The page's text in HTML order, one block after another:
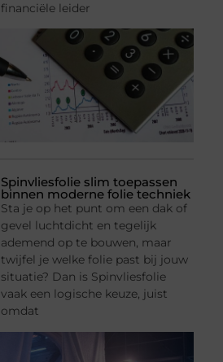
financiële leider
Spinvliesfolie slim toepassen
binnen moderne folie techniek
Sta je op het punt om een dak of
gevel luchtdicht en tegelijk
ademend op te bouwen, maar
twijfel je welke folie past bij jouw
situatie? Dan is Spinvliesfolie
vaak een logische keuze, juist
omdat